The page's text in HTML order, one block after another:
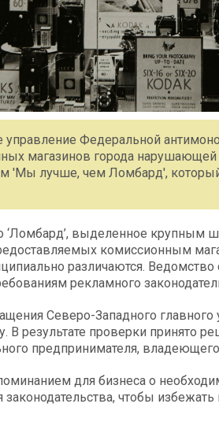
управление Федеральной
магазинов города
'Мы лучше, чем Ломбард',
‘Ломбард’, выделенное крупным
комиссионным
различаются. Ведомство
рекламного
Северо-Западного
В результате проверки принято
предпринимателя,
для бизнеса о
законодательства, чтобы